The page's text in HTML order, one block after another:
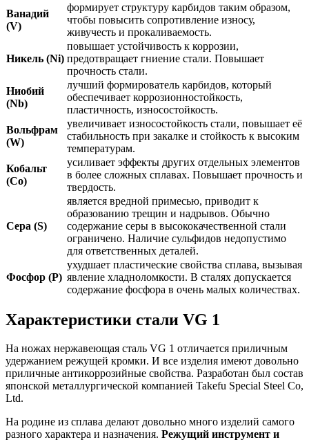
Ванадий
(V)
формирует структуру карбидов таким образом,
чтобы повысить сопротивление износу,
живучесть и прокаливаемость.
Никель (Ni)
повышает устойчивость к коррозии,
предотвращает гниение стали. Повышает
прочность стали.
Ниобий
(Nb)
лучший формирователь карбидов, который
обеспечивает коррозионностойкость,
пластичность, износостойкость.
Вольфрам
(W)
увеличивает износостойкость стали, повышает её
стабильность при закалке и стойкость к высоким
температурам.
Кобальт
(Co)
усиливает эффекты других отдельных элементов
в более сложных сплавах. Повышает прочность и
твердость.
Сера (S)
является вредной примесью, приводит к
образованию трещин и надрывов. Обычно
содержание серы в высококачественной стали
ограничено. Наличие сульфидов недопустимо
для ответственных деталей.
Фосфор (P)
ухудшает пластические свойства сплава, вызывая
явление хладноломкости. В сталях допускается
содержание фосфора в очень малых количествах.
Характеристики стали VG 1
На ножах нержавеющая сталь VG 1 отличается приличным
удержанием режущей кромки. И все изделия имеют довольно
приличные антикоррозийные свойства. Разработан был состав
японской металлургической компанией Takefu Special Steel Co,
Ltd.
На родине из сплава делают довольно много изделий самого
разного характера и назначения. Режущий инструмент и